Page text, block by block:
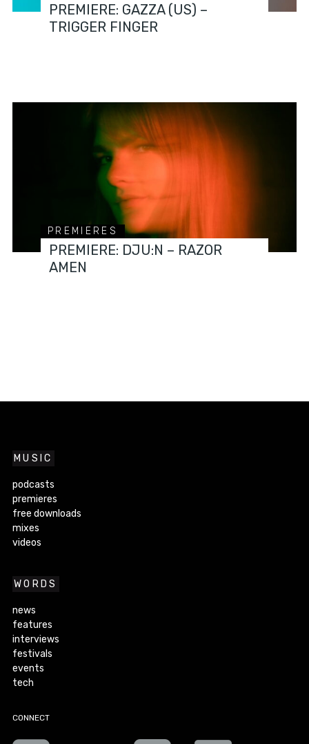
PREMIERE: GAZZA (US) –
TRIGGER FINGER
PREMIERES
PREMIERE: DJU:N – RAZOR
AMEN
MUSIC
podcasts
premieres
free downloads
mixes
videos
WORDS
news
features
interviews
festivals
events
tech
CONNECT